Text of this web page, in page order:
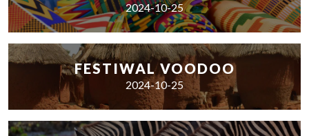
2024-10-25
FESTIWAL VOODOO
2024-10-25